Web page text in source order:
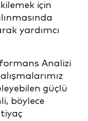
için
yardımcı
Analizi
güçlü
böylece